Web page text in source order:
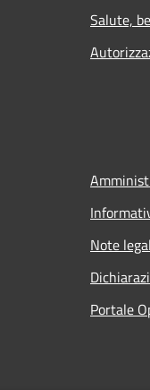
Salute,
Note
Portale